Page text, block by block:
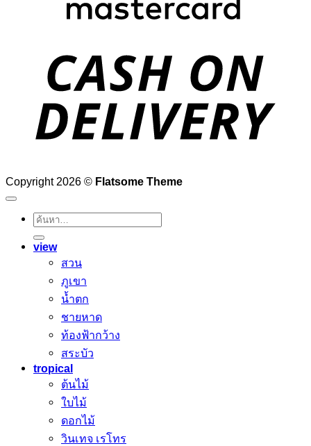
Copyright 2026 © Flatsome Theme
ค้นหา:
view
สวน
ภูเขา
น้ำตก
ชายหาด
ท้องฟ้ากว้าง
สระบัว
tropical
ต้นไม้
ใบไม้
ดอกไม้
วินเทจ เรโทร